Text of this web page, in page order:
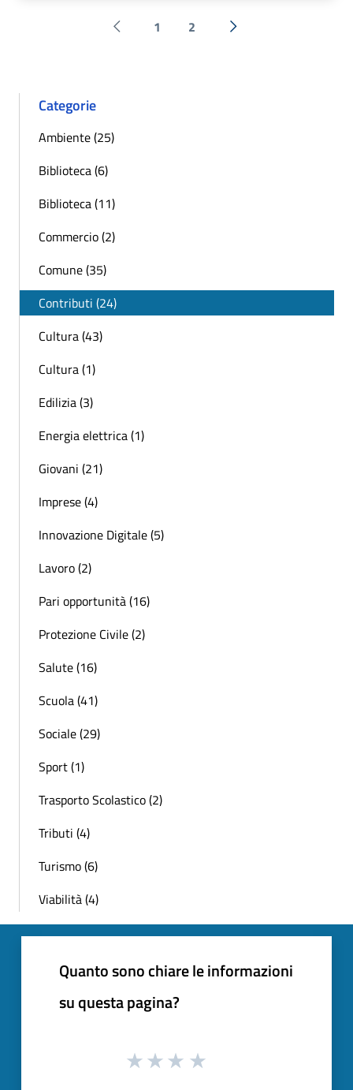
Pagina precedente
1 2 Successiva »
Categorie
Ambiente (25)
Biblioteca (6)
Biblioteca (11)
Commercio (2)
Comune (35)
Contributi (24)
Cultura (43)
Cultura (1)
Edilizia (3)
Energia elettrica (1)
Giovani (21)
Imprese (4)
Innovazione Digitale (5)
Lavoro (2)
Pari opportunità (16)
Protezione Civile (2)
Salute (16)
Scuola (41)
Sociale (29)
Sport (1)
Trasporto Scolastico (2)
Tributi (4)
Turismo (6)
Viabilità (4)
Quanto sono chiare le informazioni
su questa pagina?